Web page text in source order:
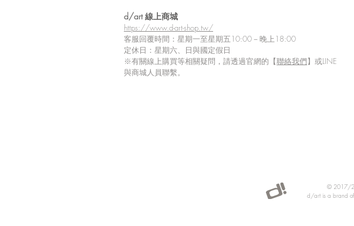
撰寫留言......
d/art 線上商城
https://www.d-art-shop.tw/
客服回覆時間：星期一至星期五10:00－晚上18:00
定休日：星期六、日與國定假日
※有關線上購買等相關疑問，請透過官網的【聯絡我們】或LINE
與商城人員聯繫。
© 2017/
d/art is a brand